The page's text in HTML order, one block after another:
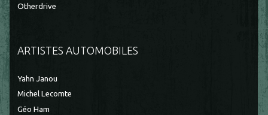
Otherdrive
ARTISTES AUTOMOBILES
Yahn Janou
Michel Lecomte
Géo Ham